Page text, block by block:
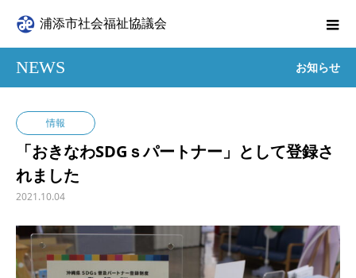
浦添市社会福祉協議会
NEWS お知らせ
情報
「おきなわSDGｓパートナー」として登録さ
れました
2021.10.04